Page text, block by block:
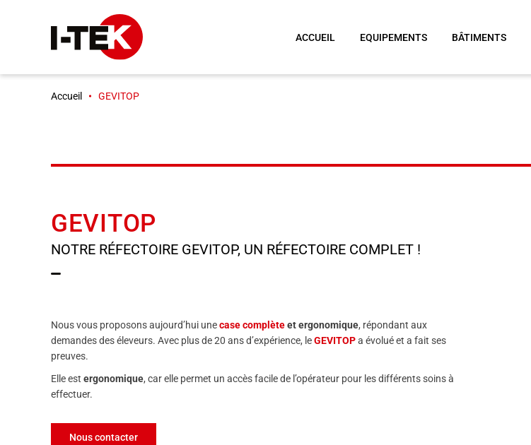
ACCUEIL EQUIPEMENTS BÂTIMENTS
Accueil GEVITOP
GEVITOP
NOTRE RÉFECTOIRE GEVITOP, UN RÉFECTOIRE COMPLET !
Nous vous proposons aujourd’hui unecase complèteet ergonomique, répondant aux
demandes des éleveurs. Avec plus de 20 ans d’expérience, leGEVITOPa évolué et a fait ses
preuves.
Elle est ergonomique, car elle permet un accès facile de l’opérateur pour les différents soins à
effectuer.
Nous contacter